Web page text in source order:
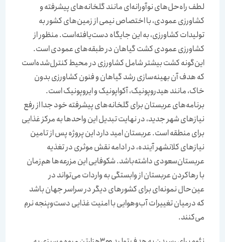
لطف راه‌‌‌‌‌‌‌‌حل‌‌‌‌‌‌‌‌های نوآورانه‌‌‌‌‌‌‌‌ای مانند گلخانه‌‌‌‌‌‌‌‌های پیشرفته و
کشاورزی عمودی، با اختصاص نیمی از زمین‌‌‌‌‌‌‌‌های کشور به
تولیدات کشاورزی، به این جایگاه دست‌یافته‌است. منظور از
کشاورزی عمودی کشت گیاهان در طبقه‌‌‌‌‌‌‌‌های عمودی است.
این‌گونه کشت بیشتر شامل کشاورزی در محیط کنترل‌‌‌‌‌‌‌‌شده‌است
که هدف آن بهینه‌‌‌‌‌‌‌‌سازی رشد گیاهان و فنون کشاورزی بدون
خاک، مانند هیدروپونیک، آکواپونیک و ایروپونیک است.
برنامه‌‌‌‌‌‌‌‌های عربستان برای گلخانه‌‌‌‌‌‌‌‌های پیشرفته خود جدا از رفع
نیازهای شهر جدید، در نهایت تبدیل این واحدها به مرکز غذایی
برای منطقه است. عربستان امید دارد این پروژه پس از تامین
نیازهای کلانشهر آینده، در ادامه نقش موثری در تغذیه
عربستان‌سعودی داشته‌باشد. شکوفایی این مزرعه‌‌‌‌‌‌‌‌ها هم‌‌‌‌‌‌‌‌زمان
با رها‌کردن عربستان از وابستگی به واردات می‌تواند در
عین‌‌‌‌‌‌‌‌حال نمونه‌‌‌‌‌‌‌‌ای برای کشورهای دیگر در سراسر جهان باشد
که درمیان تغییرات آب‌وهوایی با امنیت غذایی دست‌وپنجه نرم
می‌کنند.